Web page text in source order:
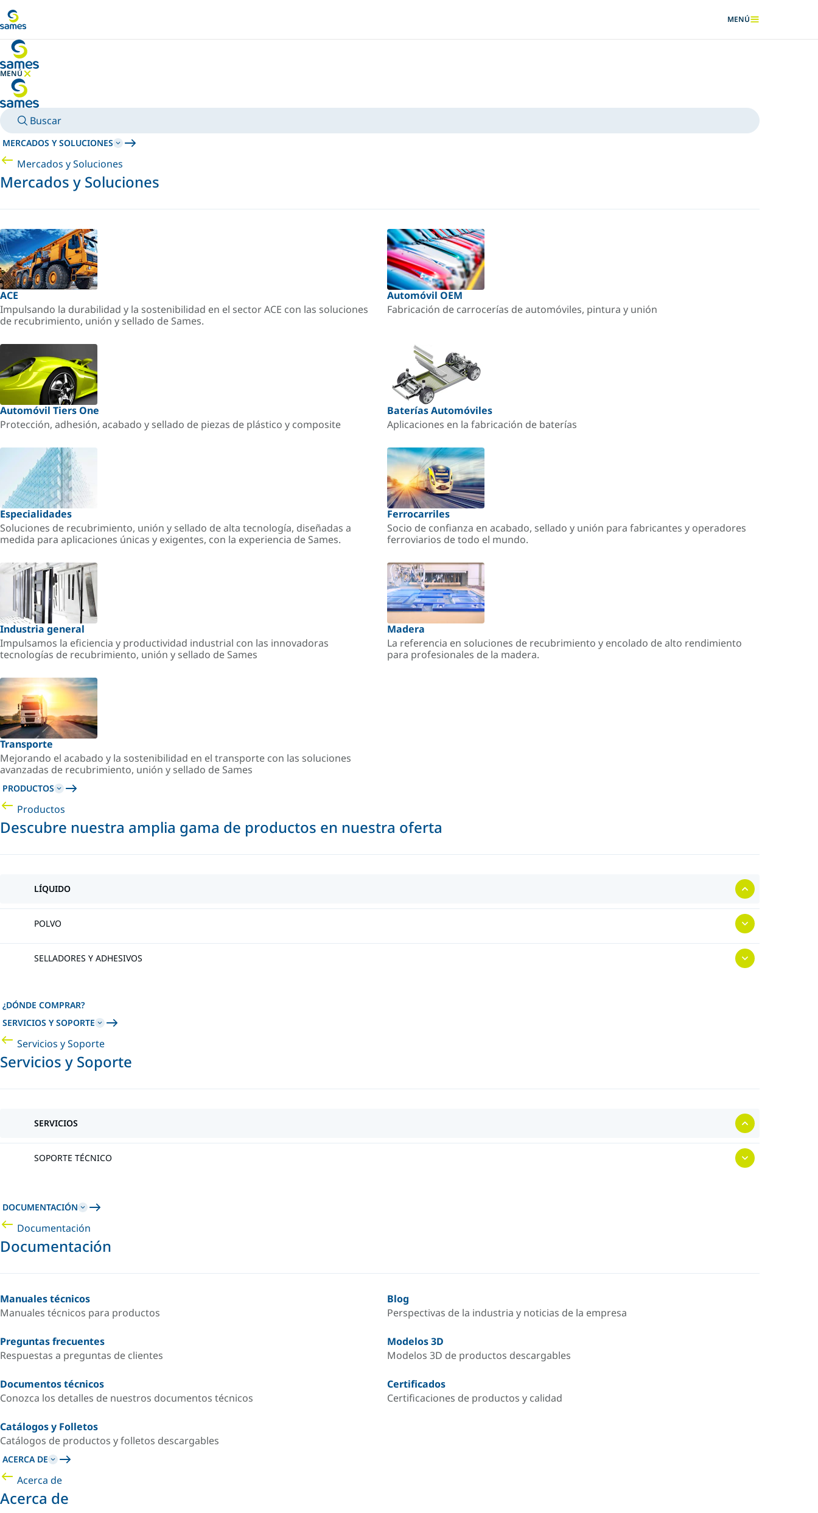
MOSTRAR
MENÚ
MENÚ
OCULTAR MENÚ
Buscar
MERCADOS Y SOLUCIONES
Mercados y Soluciones
Mercados y Soluciones
ACE
Impulsando la durabilidad y la sostenibilidad en el sector ACE con las soluciones
de recubrimiento, unión y sellado de Sames.
Automóvil OEM
Fabricación de carrocerías de automóviles, pintura y unión
Automóvil Tiers One
Protección, adhesión, acabado y sellado de piezas de plástico y composite
Baterías Automóviles
Aplicaciones en la fabricación de baterías
Especialidades
Soluciones de recubrimiento, unión y sellado de alta tecnología, diseñadas a
medida para aplicaciones únicas y exigentes, con la experiencia de Sames.
Ferrocarriles
Socio de confianza en acabado, sellado y unión para fabricantes y operadores
ferroviarios de todo el mundo.
Industria general
Impulsamos la eficiencia y productividad industrial con las innovadoras
tecnologías de recubrimiento, unión y sellado de Sames
Madera
La referencia en soluciones de recubrimiento y encolado de alto rendimiento
para profesionales de la madera.
Transporte
Mejorando el acabado y la sostenibilidad en el transporte con las soluciones
avanzadas de recubrimiento, unión y sellado de Sames
PRODUCTOS
Productos
Descubre nuestra amplia gama de productos en nuestra oferta
LÍQUIDO
POLVO
SELLADORES Y ADHESIVOS
¿DÓNDE COMPRAR?
SERVICIOS Y SOPORTE
Servicios y Soporte
Servicios y Soporte
SERVICIOS
SOPORTE TÉCNICO
DOCUMENTACIÓN
Documentación
Documentación
Manuales técnicos
Manuales técnicos para productos
Blog
Perspectivas de la industria y noticias de la empresa
Preguntas frecuentes
Respuestas a preguntas de clientes
Modelos 3D
Modelos 3D de productos descargables
Documentos técnicos
Conozca los detalles de nuestros documentos técnicos
Certificados
Certificaciones de productos y calidad
Catálogos y Folletos
Catálogos de productos y folletos descargables
ACERCA DE
Acerca de
Acerca de